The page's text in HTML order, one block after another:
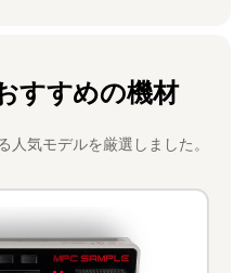
すすめの機材
人気モデルを厳選しました。